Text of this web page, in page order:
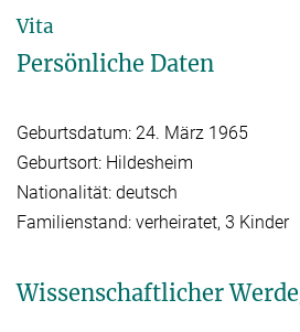
Vita
Persönliche Daten
Geburtsdatum: 24. März 1965
Geburtsort: Hildesheim
Nationalität: deutsch
Familienstand: verheiratet, 3 Kinder
Wissenschaftlicher